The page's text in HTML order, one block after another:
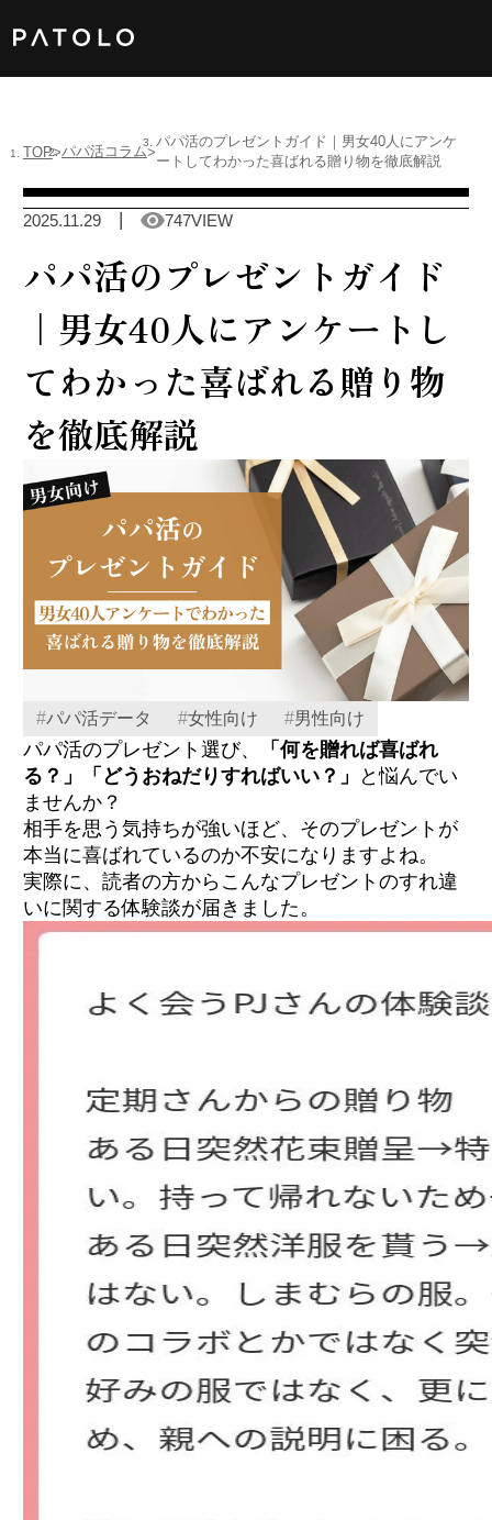
男性TOP
加盟店TOP
ABOUT US
女性会員
Language
TOP パパ活コラム
パパ活のプレゼントガイド｜男女40人にアンケ
ートしてわかった喜ばれる贈り物を徹底解説
2025.11.29 747VIEW
パパ活のプレゼントガイド
｜男女40人にアンケートし
てわかった喜ばれる贈り物
を徹底解説
#パパ活データ #女性向け #男性向け
パパ活のプレゼント選び、
「何を贈れば喜ばれ
る？」「どうおねだりすればいい？」
と悩んでい
ませんか？
相手を思う気持ちが強いほど、そのプレゼントが
本当に喜ばれているのか不安になりますよね。
実際に、読者の方からこんなプレゼントのすれ違
いに関する体験談が届きました。